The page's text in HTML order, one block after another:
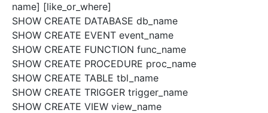
name] [like_or_where]
SHOW CREATE DATABASE db_name
SHOW CREATE EVENT event_name
SHOW CREATE FUNCTION func_name
SHOW CREATE PROCEDURE proc_name
SHOW CREATE TABLE tbl_name
SHOW CREATE TRIGGER trigger_name
SHOW CREATE VIEW view_name